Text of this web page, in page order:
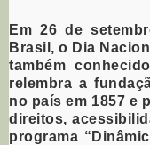
Em 26 de
Brasil, o Dia
também
relembra a
no país em 1857 e
direitos,
programa